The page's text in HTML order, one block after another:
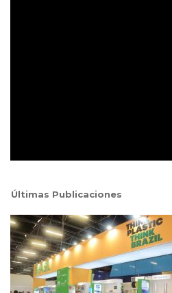
Últimas Publicaciones